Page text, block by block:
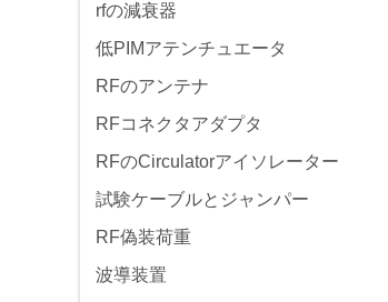
rfの減衰器
低PIMアテンチュエータ
RFのアンテナ
RFコネクタアダプタ
RFのCirculatorアイソレーター
試験ケーブルとジャンパー
RF偽装荷重
波導装置